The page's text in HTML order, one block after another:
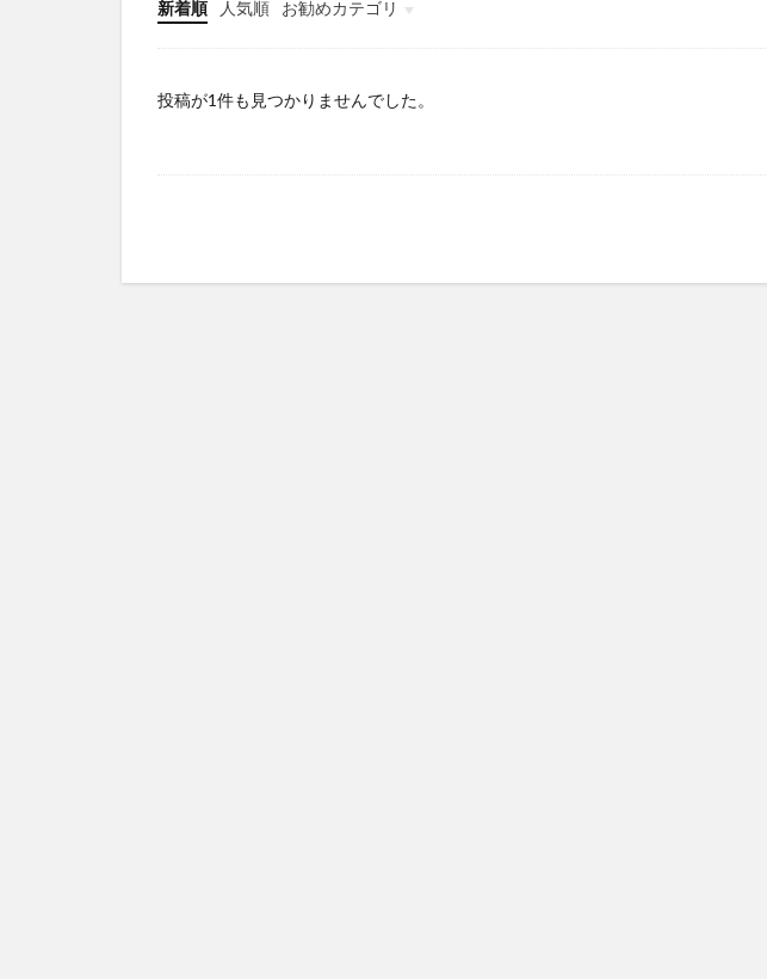
新着順 人気順
お勧めカテゴリ
Infomation
投稿が1件も見つかりませんでした。